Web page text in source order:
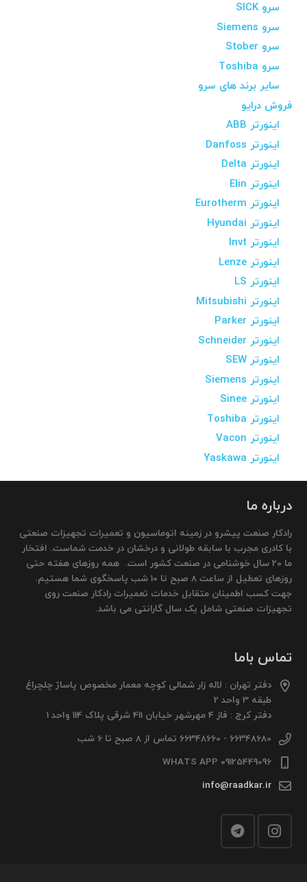
سرو SICK
سرو Siemens
سرو Stober
سرو Toshiba
سایر برند های سرو
فروش درایو
اینورتر ABB
اینورتر Danfoss
اینورتر Delta
اینورتر Elin
اینورتر Eurotherm
اینورتر Hyundai
اینورتر Invt
اینورتر Lenze
اینورتر LS
اینورتر Mitsubishi
اینورتر Parker
اینورتر Schneider
اینورتر SEW
اینورتر Siemens
اینورتر Sinee
اینورتر Toshiba
اینورتر Vacon
اینورتر Yaskawa
درباره ما
رادکار صنعت پیشرو در زمینه اتوماسیون و تعمیرات تجهیزات صنعتی
با کادری مجرب با سابقه طولانی و درخشان در خدمت شماست. افتخار
ما 20 سال خوشنامی در صنعت کشور است. همه روزهای هفته حتی
روزهای تعطیل از ساعت 8 صبح تا 10 شب پاسخگوی شما هستیم.
جهت کسب اطمینان متقابل خدمات تعمیرات رادکار صنعت روی
تجهیزات صنعتی شامل یک سال گارانتی می باشد.
تماس باما
دفتر تهران : لاله زار شمالی کوچه معمار مخصوص پاساژ چلچراغ
طبقه 3 واحد 2
دفتر کرج : فاز 4 مهرشهر خیابان 411 شرقی پلاک 114 واحد 1
66348680 - 66348660 تماس از 8 صبح تا 6 شب
09125449096 WHATS APP
info@raadkar.ir